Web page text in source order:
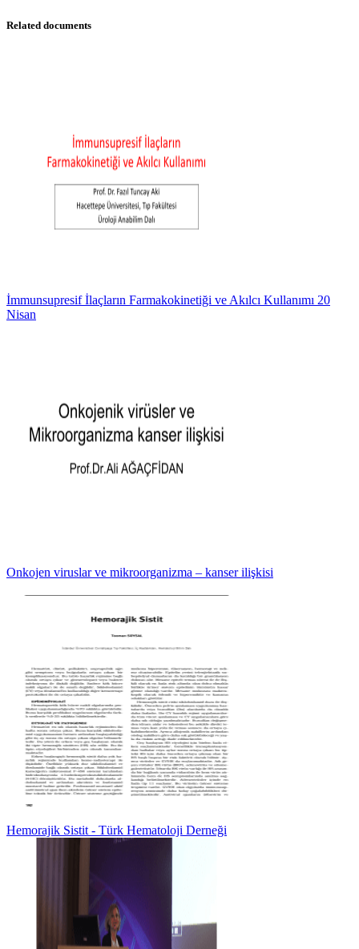
Related documents
İmmunsupresif İlaçların Farmakokinetiği ve Akılcı Kullanımı 20
Nisan
Onkojen viruslar ve mikroorganizma – kanser ilişkisi
Hemorajik Sistit - Türk Hematoloji Derneği